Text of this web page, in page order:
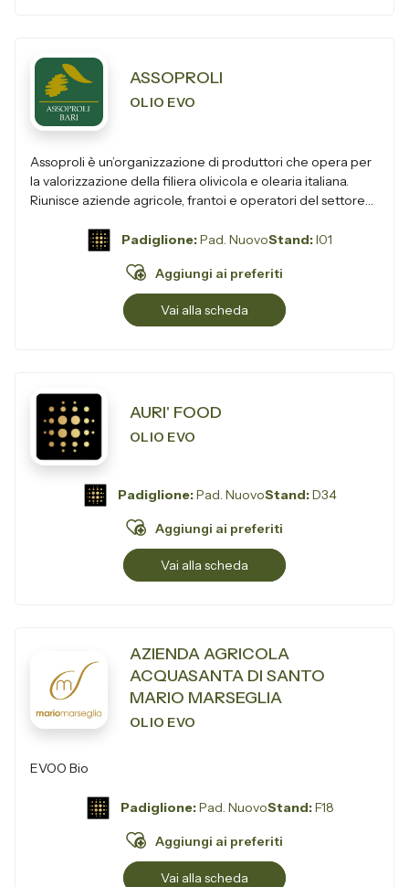
ASSOPROLI
OLIO EVO
Assoproli è un’organizzazione di produttori che opera per
la valorizzazione della filiera olivicola e olearia italiana.
Riunisce aziende agricole, frantoi e operatori del settore
Padiglione:Pad. NuovoStand:I01
Aggiungi ai preferiti
Vai alla scheda
AURI' FOOD
OLIO EVO
Padiglione:Pad. NuovoStand:D34
Aggiungi ai preferiti
Vai alla scheda
AZIENDA AGRICOLA
ACQUASANTA DI SANTO
MARIO MARSEGLIA
OLIO EVO
EVOO Bio
Padiglione:Pad. NuovoStand:F18
Aggiungi ai preferiti
Vai alla scheda